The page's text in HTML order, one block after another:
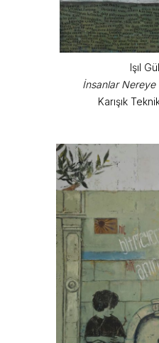
Işıl
İnsanlar Nereye
Karışık